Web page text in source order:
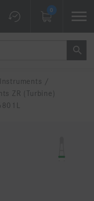
0
Instruments /
ZR (Turbine)